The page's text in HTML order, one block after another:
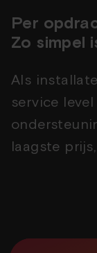
Per
Zo simpel
Als
service
laagste